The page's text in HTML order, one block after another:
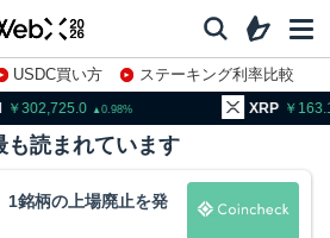
USDC買い方
ステーキング利率比較
XRP 163.11
も読まれています
1銘柄の上場廃止を発